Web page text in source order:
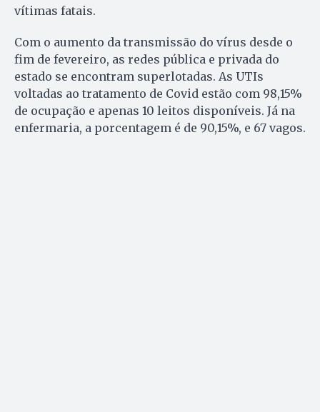
vítimas fatais.
Com o aumento da transmissão do vírus desde o
fim de fevereiro, as redes pública e privada do
estado se encontram superlotadas. As UTIs
voltadas ao tratamento de Covid estão com 98,15%
de ocupação e apenas 10 leitos disponíveis. Já na
enfermaria, a porcentagem é de 90,15%, e 67 vagos.